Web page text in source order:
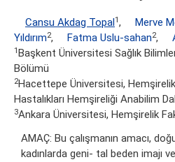
Cansu Akdag Topal1, Merve
Yıldırım2, Fatma Uslu-sahan2,
1Başkent Üniversitesi Sağlık
Bölümü
2Hacettepe Üniversitesi,
Hastalıkları Hemşireliği Anabilim
3Ankara Üniversitesi, Hemşirelik
AMAÇ: Bu çalışmanın amacı,
kadınlarda geni- tal beden imajı